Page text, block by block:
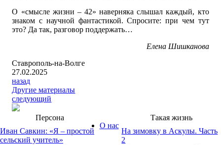
О «смысле жизни – 42» наверняка слышал каждый, кто
знаком с научной фантастикой. Спросите: при чем тут
это? Да так, разговор поддержать…
Елена Шишканова
Ставрополь-на-Волге
27.02.2025
назад
Другие материалы
следующий
Персона
Иван Савкин: «Я – простой
сельский учитель»
Такая жизнь
На зимовку в Аскулы. Часть
2
О нас